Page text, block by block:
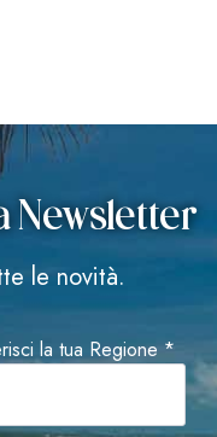
Newsletter
le novità.
la tua Regione *